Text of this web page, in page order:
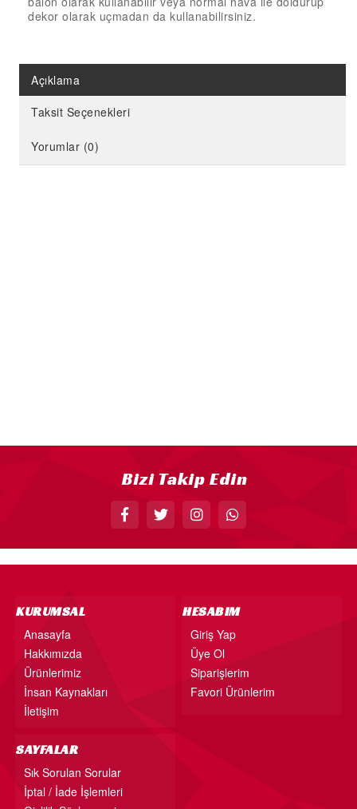
dekor olarak uçmadan da kullanabilirsiniz.
Açıklama
Taksit Seçenekleri
Yorumlar (0)
Bizi Takip Edin
KURUMSAL
Anasayfa
Hakkımızda
Ürünlerimiz
İnsan Kaynakları
İletişim
HESABIM
Giriş Yap
Üye Ol
Siparişlerim
Favori Ürünlerim
SAYFALAR
Sık Sorulan Sorular
İptal / İade İşlemleri